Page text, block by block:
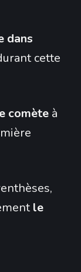
dans
cette
comèteà
le